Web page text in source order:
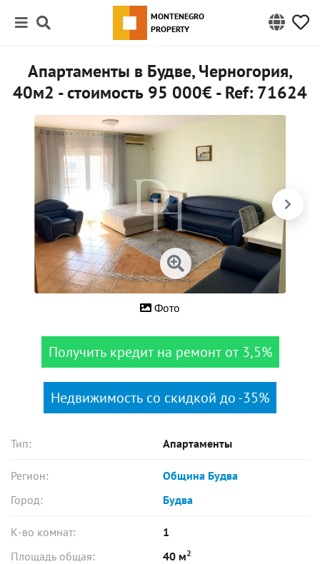
MONTENEGRO
PROPERTY
Апартаменты в Будве, Черногория,
40м2 - стоимость 95 000€ - Ref: 71624
Фото
Получить кредит на ремонт от 3,5%
Недвижимость со скидкой до -35%
Тип: Апартаменты
Регион:
Община Будва
Город:
Будва
К-во комнат:
1
Площадь общая:
40 м2